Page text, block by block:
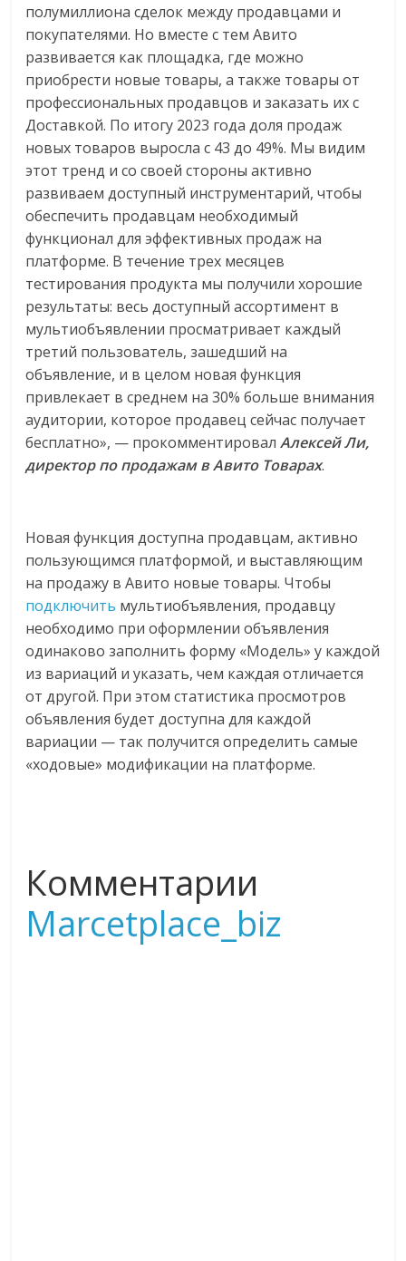
полумиллиона сделок между продавцами и
покупателями. Но вместе с тем Авито
развивается как площадка, где можно
приобрести новые товары, а также товары от
профессиональных продавцов и заказать их с
Доставкой. По итогу 2023 года доля продаж
новых товаров выросла с 43 до 49%. Мы видим
этот тренд и со своей стороны активно
развиваем доступный инструментарий, чтобы
обеспечить продавцам необходимый
функционал для эффективных продаж на
платформе. В течение трех месяцев
тестирования продукта мы получили хорошие
результаты: весь доступный ассортимент в
мультиобъявлении просматривает каждый
третий пользователь, зашедший на
объявление, и в целом новая функция
привлекает в среднем на 30% больше внимания
аудитории, которое продавец сейчас получает
бесплатно», — прокомментировалАлексей Ли,
директор по продажам в Авито Товарах.
Новая функция доступна продавцам, активно
пользующимся платформой, и выставляющим
на продажу в Авито новые товары. Чтобы
подключить мультиобъявления, продавцу
необходимо при оформлении объявления
одинаково заполнить форму «Модель» у каждой
из вариаций и указать, чем каждая отличается
от другой. При этом статистика просмотров
объявления будет доступна для каждой
вариации — так получится определить самые
«ходовые» модификации на платформе.
Комментарии
Marcetplace_biz